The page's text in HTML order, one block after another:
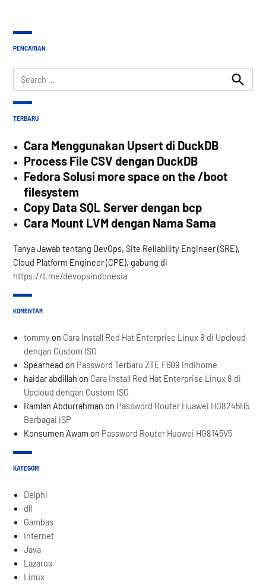
PENCARIAN
Search
for:
Search
TERBARU
Cara Menggunakan Upsert di DuckDB
Process File CSV dengan DuckDB
Fedora Solusi more space on the /boot
filesystem
Copy Data SQL Server dengan bcp
Cara Mount LVM dengan Nama Sama
Tanya Jawab tentang DevOps, Site Reliability Engineer (SRE),
Cloud Platform Engineer (CPE), gabung di
https://t.me/devopsindonesia
KOMENTAR
tommy on Cara Install Red Hat Enterprise Linux 8 di Upcloud
dengan Custom ISO
Spearhead on Password Terbaru ZTE F609 Indihome
haidar abdillah on Cara Install Red Hat Enterprise Linux 8 di
Upcloud dengan Custom ISO
Ramlan Abdurrahman on Password Router Huawei HG8245H5
Berbagai ISP
Konsumen Awam on Password Router Huawei HG8145V5
KATEGORI
Delphi
dll
Gambas
Internet
Java
Lazarus
Linux